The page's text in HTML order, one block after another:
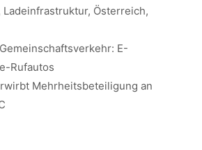
Ladeinfrastruktur, Österreich,
E-
Rufautos
Mehrheitsbeteiligung an